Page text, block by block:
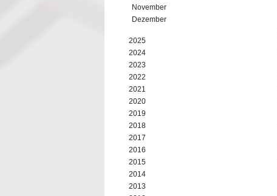
November
Dezember
2025
2024
2023
2022
2021
2020
2019
2018
2017
2016
2015
2014
2013